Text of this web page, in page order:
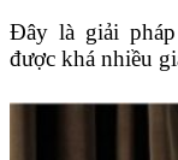
Đây là giải
được khá nhiều